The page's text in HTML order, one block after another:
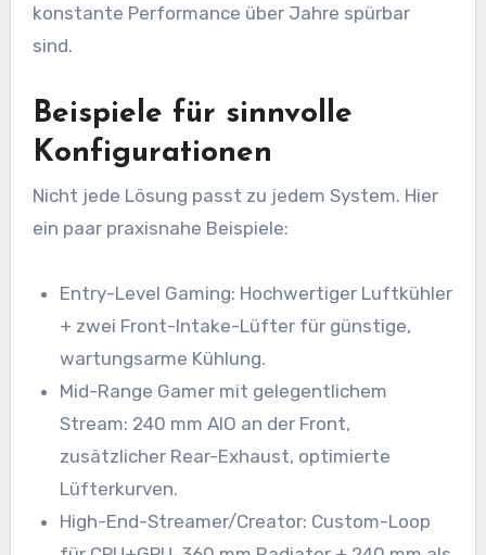
konstante Performance über Jahre spürbar
sind.
Beispiele für sinnvolle
Konfigurationen
Nicht jede Lösung passt zu jedem System. Hier
ein paar praxisnahe Beispiele:
Entry-Level Gaming: Hochwertiger Luftkühler
+ zwei Front-Intake-Lüfter für günstige,
wartungsarme Kühlung.
Mid-Range Gamer mit gelegentlichem
Stream: 240 mm AIO an der Front,
zusätzlicher Rear-Exhaust, optimierte
Lüfterkurven.
High-End-Streamer/Creator: Custom-Loop